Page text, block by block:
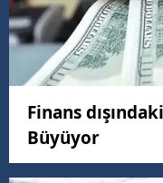
Finans
Büyüyor